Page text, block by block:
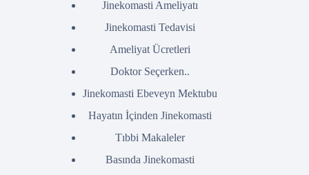
Jinekomasti Ameliyatı
Jinekomasti Tedavisi
Ameliyat Ücretleri
Doktor Seçerken..
Jinekomasti Ebeveyn Mektubu
Hayatın İçinden Jinekomasti
Tıbbi Makaleler
Basında Jinekomasti